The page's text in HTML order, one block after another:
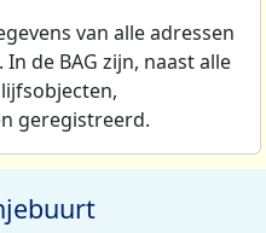
van alle adressen
de BAG zijn, naast alle
geregistreerd.